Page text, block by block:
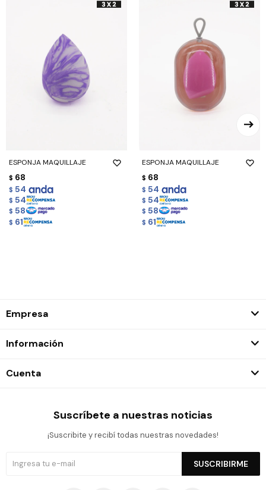
ESPONJA MAQUILLAJE
$ 68
$ 54
$ 54
$ 58
$ 61
ESPONJA MAQUILLAJE
$ 68
$ 54
$ 54
$ 58
$ 61
Empresa
Información
Cuenta
Suscríbete a nuestras noticias
¡Suscribite y recibí todas nuestras novedades!
SUSCRIBIRME